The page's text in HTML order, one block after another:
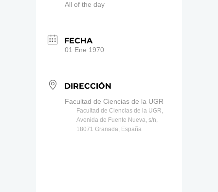
All of the day
FECHA
01 Ene 1970
DIRECCIÓN
Facultad de Ciencias de la UGR
Facultad de Ciencias de la UGR,
Avenida de Fuente Nueva, s/n,
18071 Granada, España